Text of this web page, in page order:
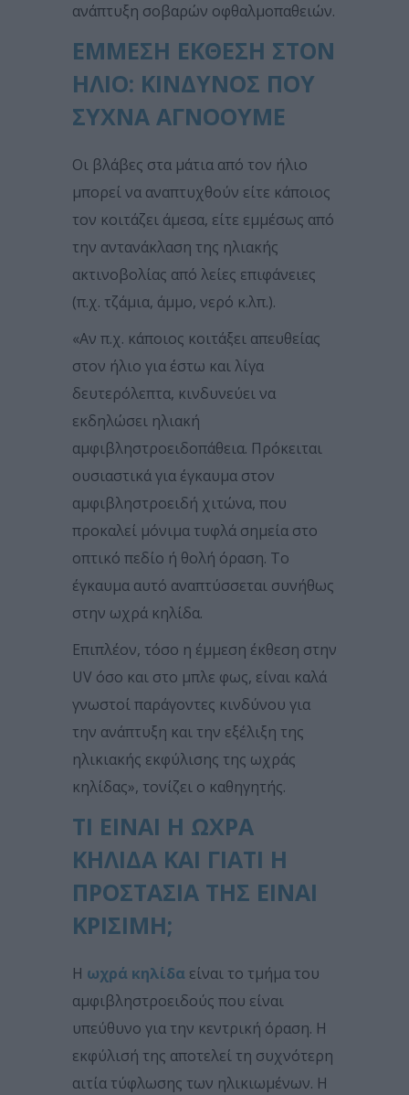
ανάπτυξη σοβαρών οφθαλμοπαθειών.
ΈΜΜΕΣΗ ΈΚΘΕΣΗ ΣΤΟΝ
ΉΛΙΟ: ΚΊΝΔΥΝΟΣ ΠΟΥ
ΣΥΧΝΆ ΑΓΝΟΟΎΜΕ
Οι βλάβες στα μάτια από τον ήλιο
μπορεί να αναπτυχθούν είτε κάποιος
τον κοιτάζει άμεσα, είτε εμμέσως από
την αντανάκλαση της ηλιακής
ακτινοβολίας από λείες επιφάνειες
(π.χ. τζάμια, άμμο, νερό κ.λπ.).
«Αν π.χ. κάποιος κοιτάξει απευθείας
στον ήλιο για έστω και λίγα
δευτερόλεπτα, κινδυνεύει να
εκδηλώσει ηλιακή
αμφιβληστροειδοπάθεια. Πρόκειται
ουσιαστικά για έγκαυμα στον
αμφιβληστροειδή χιτώνα, που
προκαλεί μόνιμα τυφλά σημεία στο
οπτικό πεδίο ή θολή όραση. Το
έγκαυμα αυτό αναπτύσσεται συνήθως
στην ωχρά κηλίδα.
Επιπλέον, τόσο η έμμεση έκθεση στην
UV όσο και στο μπλε φως, είναι καλά
γνωστοί παράγοντες κινδύνου για
την ανάπτυξη και την εξέλιξη της
ηλικιακής εκφύλισης της ωχράς
κηλίδας», τονίζει ο καθηγητής.
ΤΙ ΕΊΝΑΙ Η ΩΧΡΆ
ΚΗΛΊΔΑ ΚΑΙ ΓΙΑΤΊ Η
ΠΡΟΣΤΑΣΊΑ ΤΗΣ ΕΊΝΑΙ
ΚΡΊΣΙΜΗ;
Η ωχρά κηλίδα είναι το τμήμα του
αμφιβληστροειδούς που είναι
υπεύθυνο για την κεντρική όραση. Η
εκφύλισή της αποτελεί τη συχνότερη
αιτία τύφλωσης των ηλικιωμένων. Η